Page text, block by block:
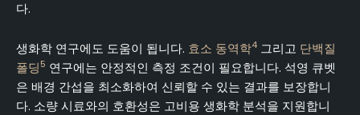
다.
생화학 연구에도 도움이 됩니다. 효소 동역학4 그리고 단백질
폴딩 5 연구에는 안정적인 측정 조건이 필요합니다. 석영 큐벳
은 배경 간섭을 최소화하여 신뢰할 수 있는 결과를 보장합니
다. 소량 시료와의 호환성은 고비용 생화학 분석을 지원합니